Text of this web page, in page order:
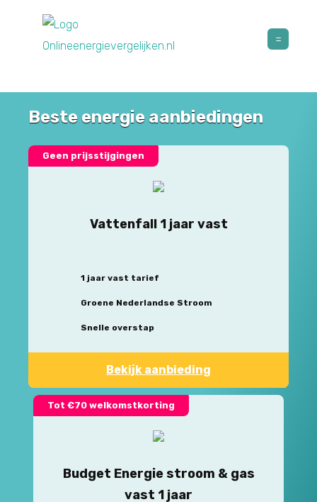
Beste energie aanbiedingen
Geen prijsstijgingen
Vattenfall 1 jaar vast
1 jaar vast tarief
Groene Nederlandse Stroom
Snelle overstap
Bekijk aanbieding
Tot €70 welkomstkorting
Budget Energie stroom & gas
vast 1 jaar